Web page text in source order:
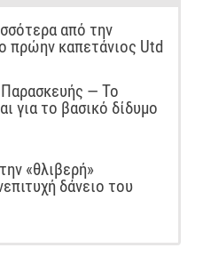
από την
πρώην καπετάνιος Utd
— Το
για το βασικό δίδυμο
«θλιβερή»
δάνειο του